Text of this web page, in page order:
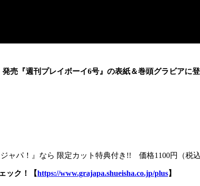
発売『週刊プレイボーイ6号』の表紙＆巻頭グラビアに
ャパ！』なら 限定カット特典付き!! 価格1100円（税込
ック！【https://www.grajapa.shueisha.co.jp/plus】